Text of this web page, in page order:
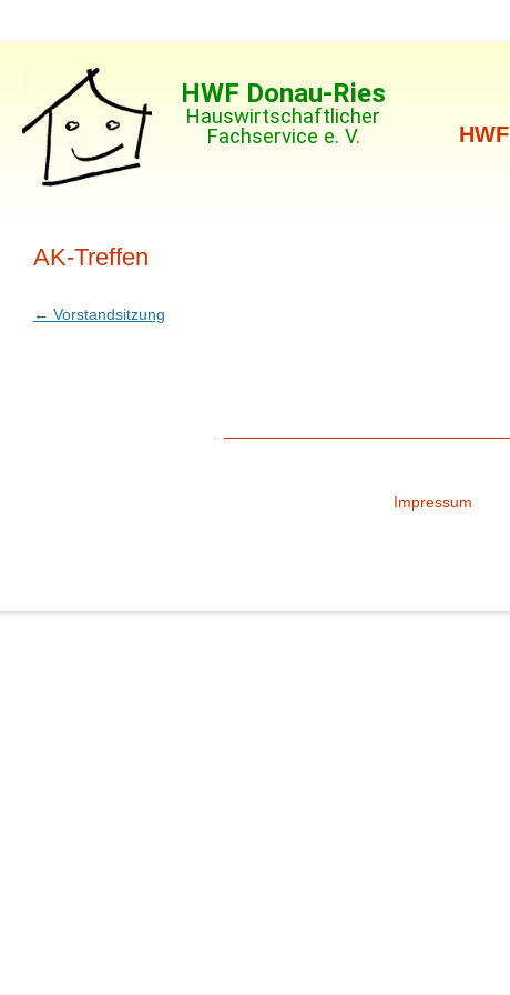
HWF Donau-Ries
Hauswirtschaftlicher
Fachservice e. V.
HWF
AK-Treffen
Beitragsnavigation
← Vorstandsitzung
Impressum